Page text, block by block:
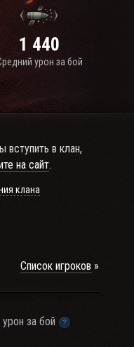
1 440
урон за бой
вступить в клан,
на сайт.
клана
Список игроков
за бой